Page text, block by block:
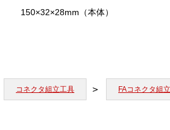
150×32×28mm（本体）
コネクタ組立工具 FAコネクタ組